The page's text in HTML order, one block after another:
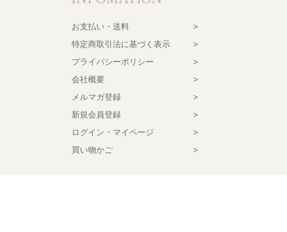
お支払い・送料
特定商取引法に基づく表示
プライバシーポリシー
会社概要
メルマガ登録
新規会員登録
ログイン・マイページ
買い物かご